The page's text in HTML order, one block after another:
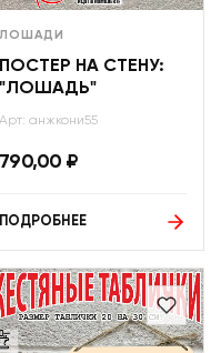
ЛОШАДИ
ПОСТЕР НА СТЕНУ:
"ЛОШАДЬ"
Арт: анжкони55
790,00 ₽
ПОДРОБНЕЕ